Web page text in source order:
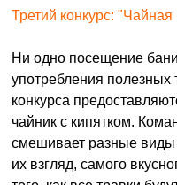
Третий конкурс:
Ни одно посещение
употребления полезных
конкурса
чайник с кипятком.
смешивает разные виды
их взгляд, самого